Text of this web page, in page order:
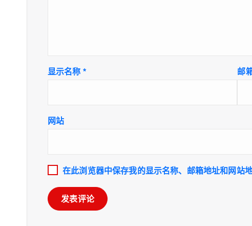
显示名称 * 邮
网站
在此浏览器中保存我的显示名称、邮箱地址和网站